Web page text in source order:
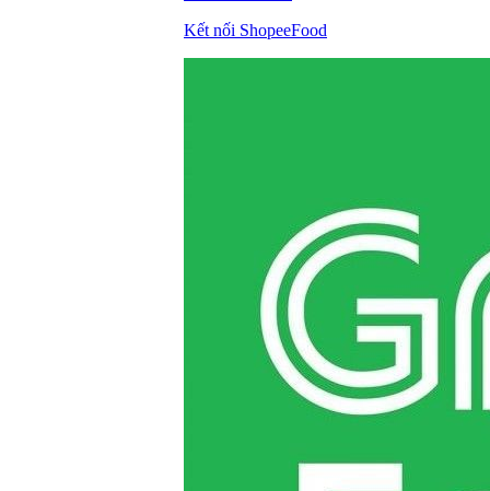
Kết nối ShopeeFood